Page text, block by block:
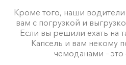
Кроме того, наши
вам с погрузкой и
Если вы решили ехать на
Капсель и вам некому
чемоданами –